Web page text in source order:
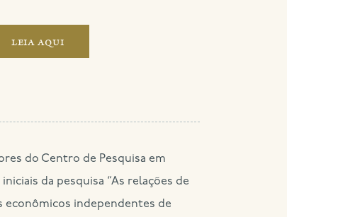
leia aqui
da pesquisa “As relações de
econômicos independentes de